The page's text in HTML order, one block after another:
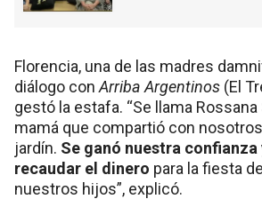
Florencia, una de las madres
diálogo con Arriba Argentinos (El
gestó la estafa. “Se llama Rossana
mamá que compartió con
jardín. Se ganó nuestra
recaudar el dinero para la fiesta
nuestros hijos”, explicó.